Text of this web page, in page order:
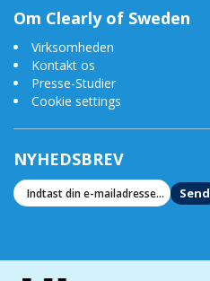
Om Clearly of Sweden
Virksomheden
Kontakt os
Presse-Studier
Cookie settings
NYHEDSBREV
Send